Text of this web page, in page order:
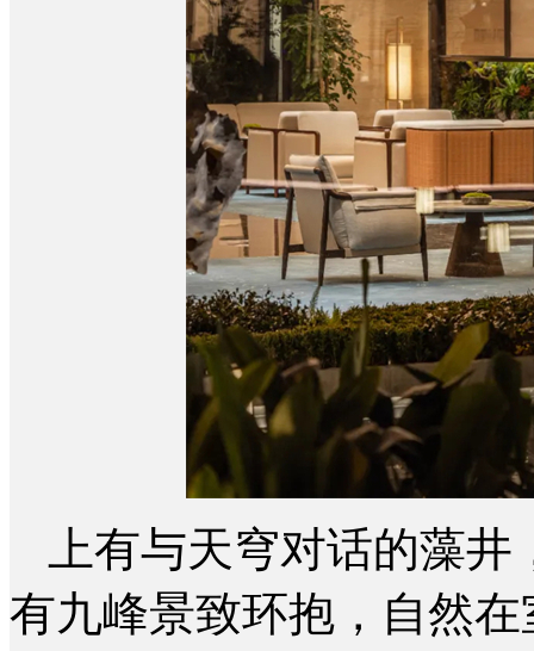
上有与天穹对话的藻
有九峰景致环抱，自然